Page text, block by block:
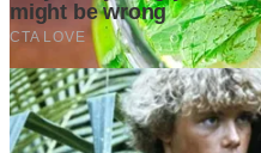
Mengapa Banyak Bisnis
Buruk?